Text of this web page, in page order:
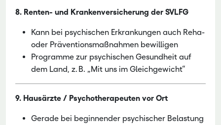
8. Renten- und Krankenversicherung der SVLFG
Kann bei psychischen Erkrankungen auch Reha-
oder Präventionsmaßnahmen bewilligen
Programme zur psychischen Gesundheit auf
dem Land, z. B. „Mit uns im Gleichgewicht“
9. Hausärzte / Psychotherapeuten vor Ort
Gerade bei beginnender psychischer Belastung